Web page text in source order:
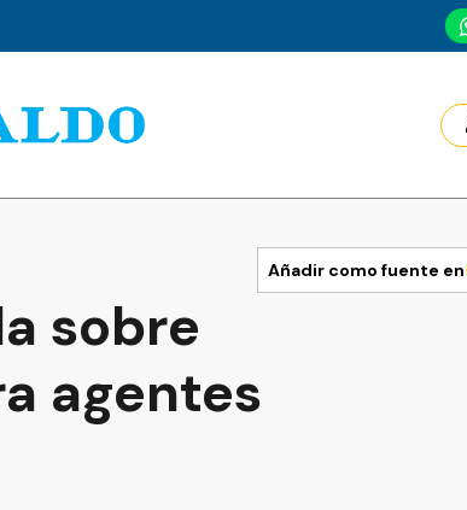
Añadir como fuente en
sobre
agentes